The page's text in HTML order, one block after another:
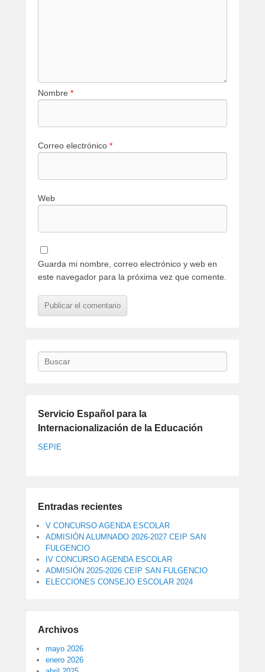
Nombre *
Correo electrónico *
Web
Guarda mi nombre, correo electrónico y web en
este navegador para la próxima vez que comente.
Buscar
Servicio Español para la
Internacionalización de la Educación
SEPIE
Entradas recientes
V CONCURSO AGENDA ESCOLAR
ADMISIÓN ALUMNADO 2026-2027 CEIP SAN
FULGENCIO
IV CONCURSO AGENDA ESCOLAR
ADMISIÓN 2025-2026 CEIP SAN FULGENCIO
ELECCIONES CONSEJO ESCOLAR 2024
Archivos
mayo 2026
enero 2026